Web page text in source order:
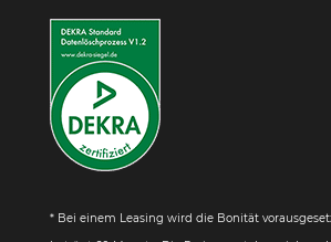
* Bei einem Leasing wird die Bonität